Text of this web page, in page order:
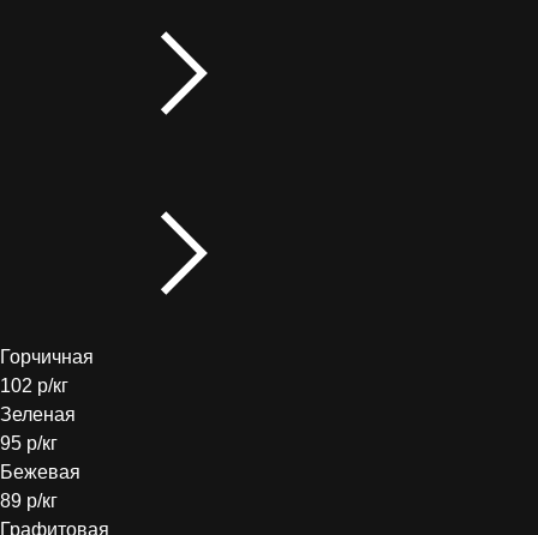
Горчичная
102 р/кг
Зеленая
95 р/кг
Бежевая
89 р/кг
Графитовая